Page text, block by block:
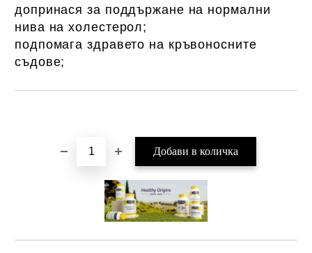
допринася за поддържане на нормални
нива на холестерол;
подпомага здравето на кръвоносните
съдове;